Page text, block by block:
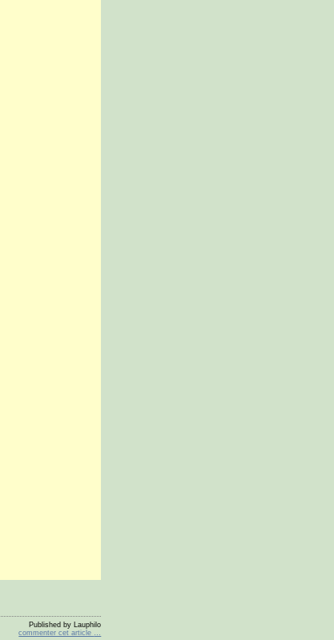
Published by Lauphilo
commenter cet article …